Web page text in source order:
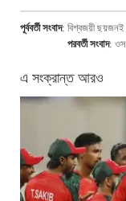
পূর্ববর্তী সংবাদ: বিশ্বজয়ী ছয়জনই
পরবর্তী সংবাদ:
এ সংক্রান্ত আরও